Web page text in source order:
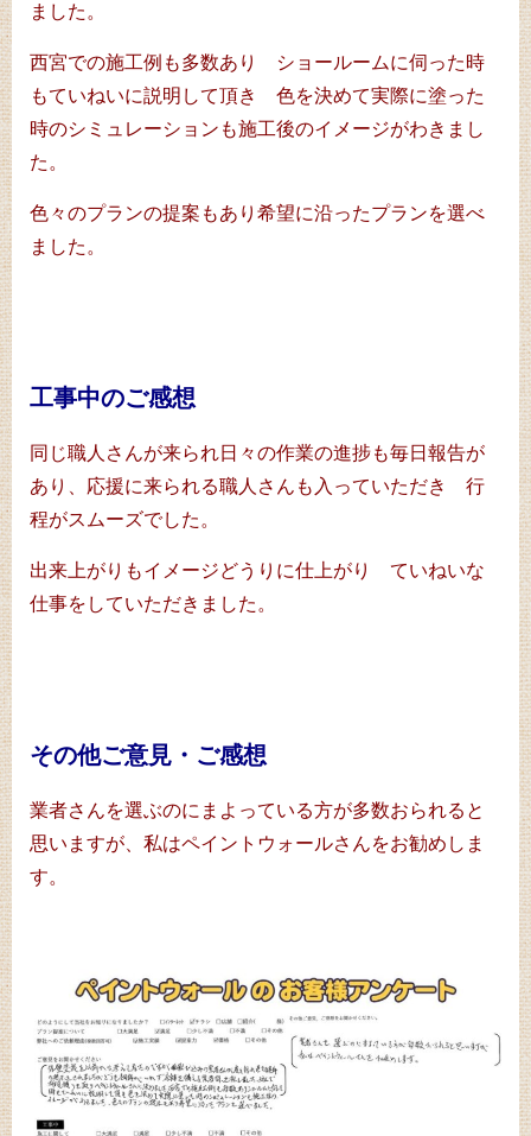
ました。
西宮での施工例も多数あり ショールームに伺った時
もていねいに説明して頂き 色を決めて実際に塗った
時のシミュレーションも施工後のイメージがわきまし
た。
色々のプランの提案もあり希望に沿ったプランを選べ
ました。
工事中のご感想
同じ職人さんが来られ日々の作業の進捗も毎日報告が
あり、応援に来られる職人さんも入っていただき 行
程がスムーズでした。
出来上がりもイメージどうりに仕上がり ていねいな
仕事をしていただきました。
その他ご意見・ご感想
業者さんを選ぶのにまよっている方が多数おられると
思いますが、私はペイントウォールさんをお勧めしま
す。